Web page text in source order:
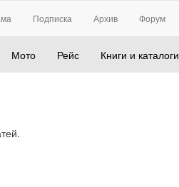
Подписка Архив Форум
Мото Рейс Книги и каталоги